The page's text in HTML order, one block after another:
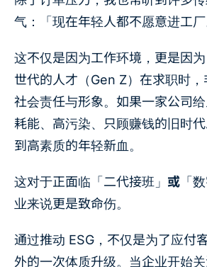
气：「现在年轻人都不愿意进工厂
这不仅是因为工作环境，更是因
世代的人才（Gen Z）在求职时
社会责任与形象。如果一家公司
耗能、高污染、只顾赚钱的旧时代
到高素质的年轻新血。
这对于正面临「二代接班」 或 「
业来说更是致命伤。
通过推动 ESG，不仅是为了应付
外的一次体质升级。当企业开始关